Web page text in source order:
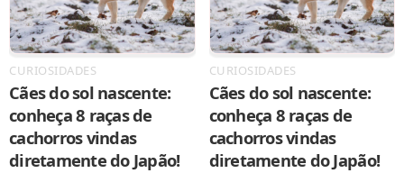
CURIOSIDADES
Cães do sol nascente:
conheça 8 raças de
cachorros vindas
diretamente do Japão!
CURIOSIDADES
Cães do sol nascente:
conheça 8 raças de
cachorros vindas
diretamente do Japão!